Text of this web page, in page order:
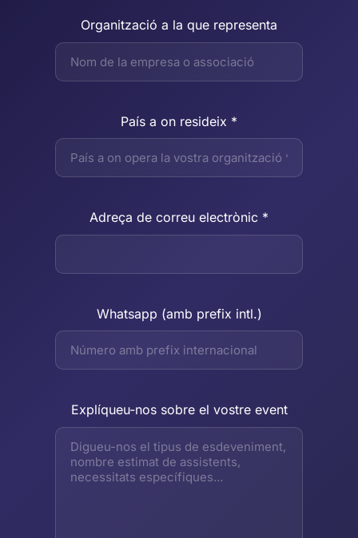
Organització a la que representa
País a on resideix *
Adreça de correu electrònic *
Whatsapp (amb prefix intl.)
Explíqueu-nos sobre el vostre event